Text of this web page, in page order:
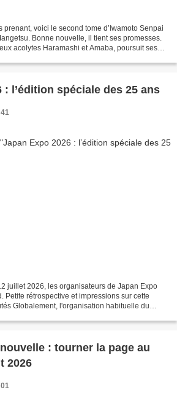
prenant, voici le second tome d’Iwamoto Senpai
Bonne nouvelle, il tient ses promesses.
acolytes Haramashi et Amaba, poursuit ses
: l’édition spéciale des 25 ans
juillet 2026, les organisateurs de Japan Expo
Petite rétrospective et impressions sur cette
Globalement, l'organisation habituelle du
: tourner la page au
2026